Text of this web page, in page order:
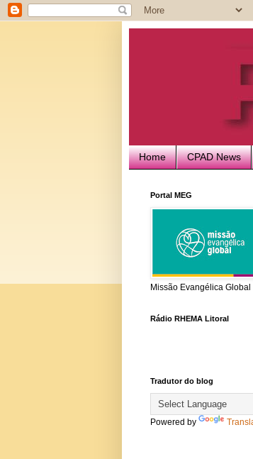
Home CPAD News
Portal MEG
Missão Evangélica Global
Rádio RHEMA Litoral
Tradutor do blog
Powered by